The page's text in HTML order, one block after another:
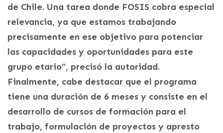
de Chile. Una tarea donde FOSIS cobra especial
relevancia, ya que estamos trabajando
precisamente en ese objetivo para potenciar
las capacidades y oportunidades para este
grupo etario”, precisó la autoridad.
Finalmente, cabe destacar que el programa
tiene una duración de 6 meses y consiste en el
desarrollo de cursos de formación para el
trabajo, formulación de proyectos y apresto